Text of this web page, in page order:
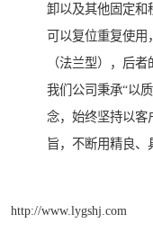
卸以及其他固定和
可以复位重复使用
（法兰型），后
我们公司秉承“以
念，始终坚持以客
旨，不断用精良、
http://www.lygshj.com